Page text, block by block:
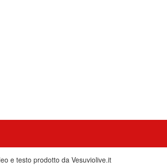
e testo prodotto da Vesuviolive.it